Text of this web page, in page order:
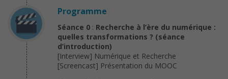
Programme
Séance 0 : Recherche à l’ère du numérique :
quelles transformations ? (séance
d’introduction)
[Interview] Numérique et Recherche
[Screencast] Présentation du MOOC